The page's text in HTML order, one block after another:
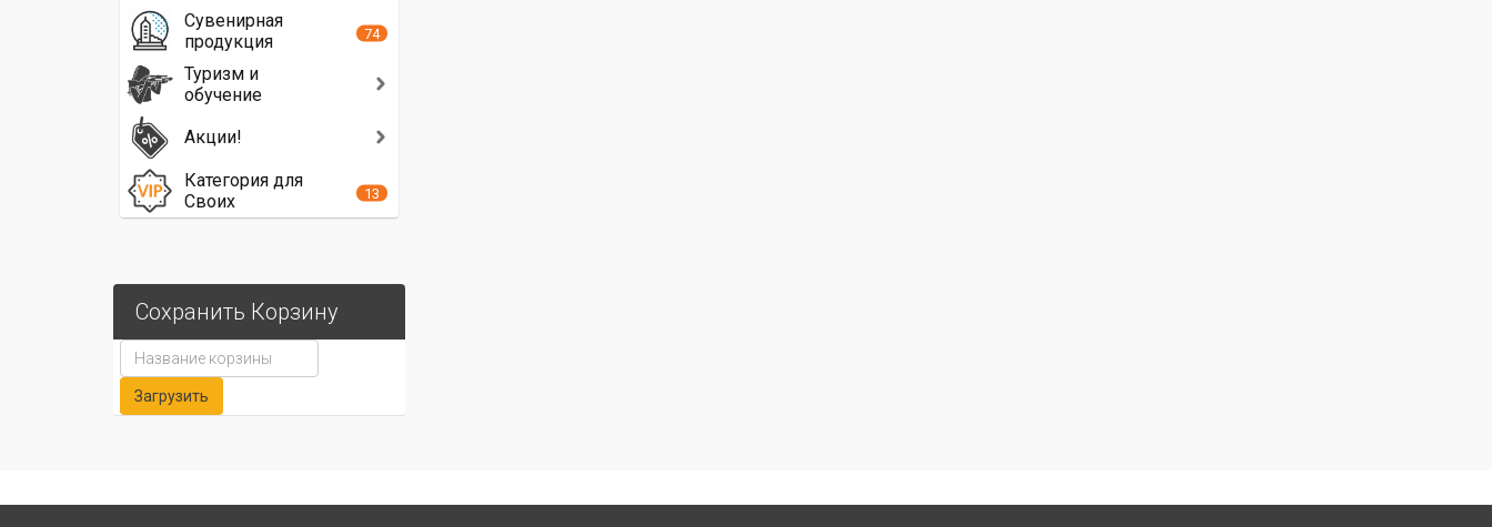
Сувенирная
продукция
74
Туризм и
обучение
Акции!
Категория для
Своих
13
Сохранить Корзину